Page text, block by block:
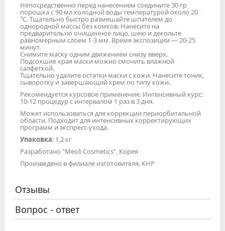
Непосредственно перед нанесением соедините 30 гр
порошка с 90 мл холодной воды температурой около 20
°С. Тщательно быстро размешайте шпателем до
однородной массы без комков. Нанесите на
предварительно очищенное лицо, шею и декольте
равномерным слоем 1-3 мм. Время экспозиции — 20-25
минут.
Снимите маску одним движением снизу вверх.
Подсохшие края маски можно смочить влажной
салфеткой.
Тщательно удалите остатки маски с кожи. Нанесите тоник,
сыворотку и завершающий крем по типу кожи.
Рекомендуется курсовое применение. Интенсивный курс:
10-12 процедур с интервалом 1 раз в 3 дня.
Может использоваться для коррекции периорбитальной
области. Подходит для интенсивных корректирующих
программ и экспресс-ухода.
Упаковка: 1,2 кг
Разработано "Meoli Cosmetics", Корея
Произведено в филиале изготовителя, КНР
Отзывы
Вопрос - ответ